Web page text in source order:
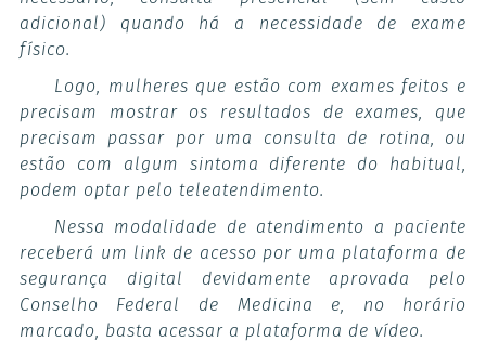
adicional) quando há a necessidade de exame
físico.
Logo, mulheres que estão com exames feitos e
precisam mostrar os resultados de exames, que
precisam passar por uma consulta de rotina, ou
estão com algum sintoma diferente do habitual,
podem optar pelo teleatendimento.
Nessa modalidade de atendimento a paciente
receberá um link de acesso por uma plataforma de
segurança digital devidamente aprovada pelo
Conselho Federal de Medicina e, no horário
marcado, basta acessar a plataforma de vídeo.